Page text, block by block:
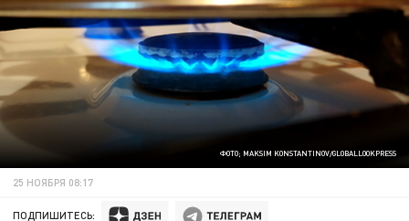
ФОТО; MAKSIM KONSTANTINOV/GLOBALLOOKPRESS
25 НОЯБРЯ 08:17
ПОДПИШИТЕСЬ: